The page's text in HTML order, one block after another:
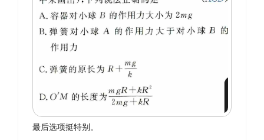
最后选项挺特别。